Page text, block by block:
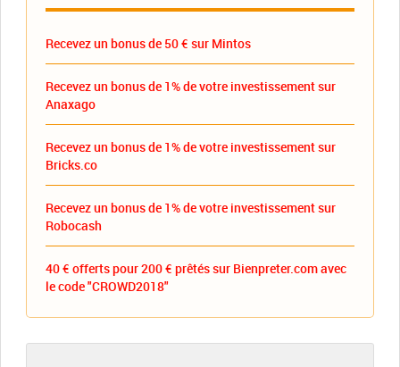
Recevez un bonus de 50 € sur Mintos
Recevez un bonus de 1% de votre investissement sur
Anaxago
Recevez un bonus de 1% de votre investissement sur
Bricks.co
Recevez un bonus de 1% de votre investissement sur
Robocash
40 € offerts pour 200 € prêtés sur Bienpreter.com avec
le code "CROWD2018"